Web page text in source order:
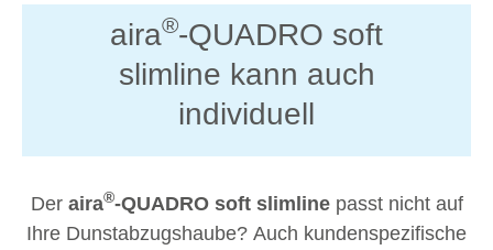
aira®-QUADRO soft
slimline kann auch
individuell
Der aira®-QUADRO soft slimline passt nicht auf
Ihre Dunstabzugshaube? Auch kundenspezifische